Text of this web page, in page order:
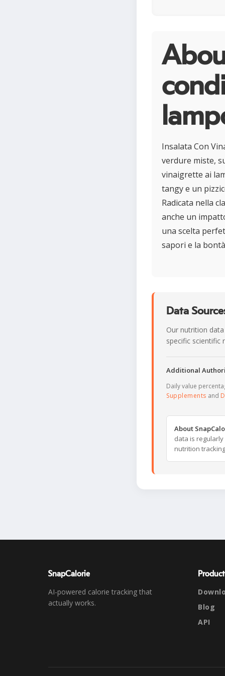
Insalata Con
verdure miste,
vinaigrette ai
tangy e un
Radicata nella
anche un
una scelta
sapori e la
Data
Our nutrition
specific scientific
Additional
Daily value
Supplements and
About
data is
nutrition
SnapCalorie
AI-powered calorie tracking that
actually works.
Product
Blog
API